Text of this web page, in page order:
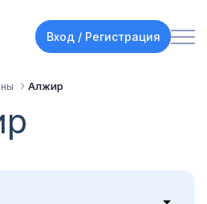
Вход / Регистрация
Алжир